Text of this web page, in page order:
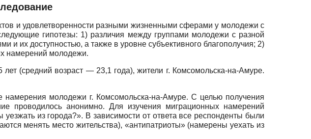
и удовлетворенности разными жизненными сферами у молодежи с
гипотезы: 1) различия между группами молодежи с разной
и их доступностью, а также в уровне субъективного благополучия; 2)
намерений молодежи.
(средний возраст — 23,1 года), жители г. Комсомольска-на-Амуре.
молодежи г. Комсомольска-на-Амуре. С целью получения
проводилось анонимно. Для изучения миграционных намерений
из города?». В зависимости от ответа все респонденты были
менять место жительства), «антипатриоты» (намерены уехать из